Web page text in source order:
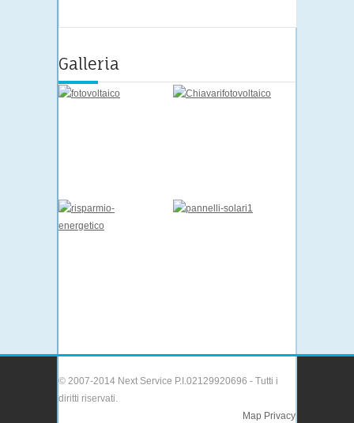
Galleria
© 2007-2014 Next Service P.I.02129920696 - Tutti i
diritti riservati.
Privacy
Map